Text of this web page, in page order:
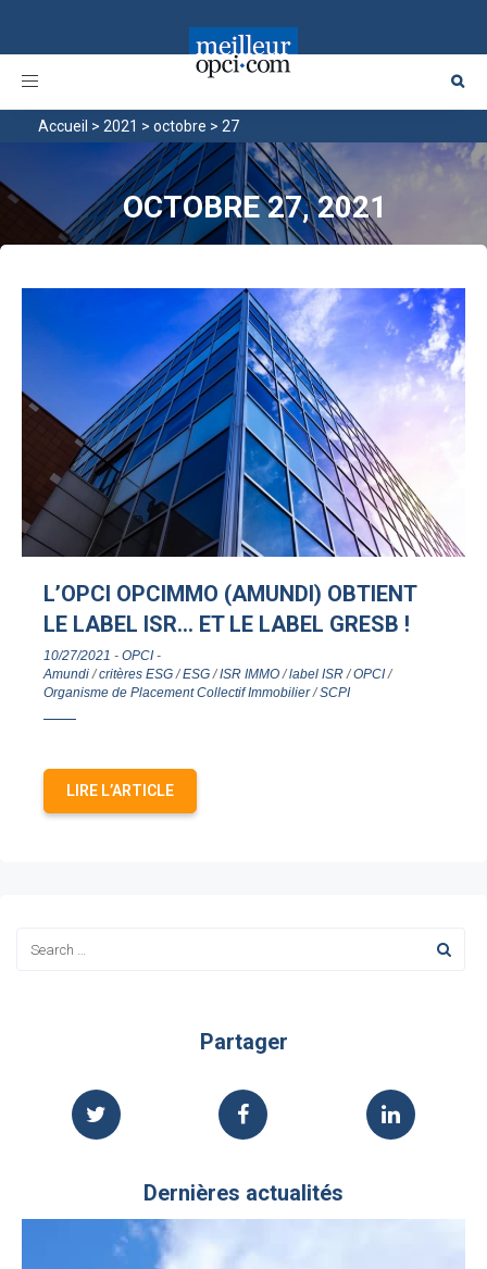
Toggle
Accueil > 2021 > octobre > 27
OCTOBRE 27, 2021
L’OPCI OPCIMMO (AMUNDI) OBTIENT
LE LABEL ISR… ET LE LABEL GRESB !
10/27/2021 - OPCI-
Amundi/critères ESG/ESG/ISR IMMO/label ISR/OPCI/
Organisme de Placement Collectif Immobilier/SCPI
LIRE L’ARTICLE
Partager
Dernières actualités